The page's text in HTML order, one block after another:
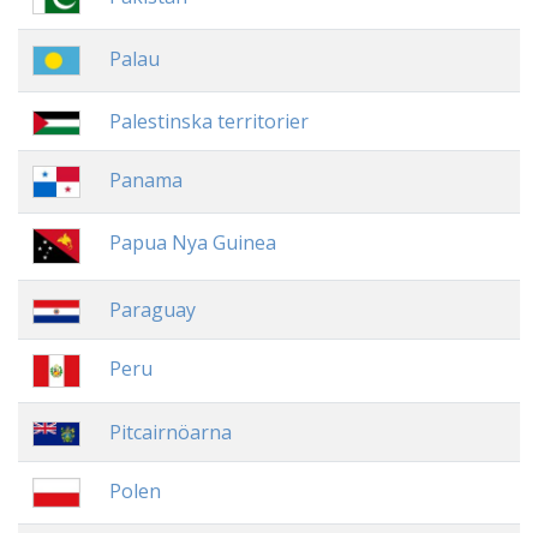
Palau
Palestinska territorier
Panama
Papua Nya Guinea
Paraguay
Peru
Pitcairnöarna
Polen